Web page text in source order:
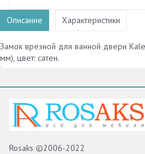
Описание Характеристики
Замок врезной для ванной двери
мм), цвет: сатен.
Rosaks ©2006-2022